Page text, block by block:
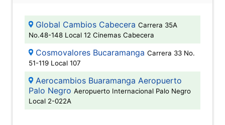
Global Cambios Cabecera Carrera 35A
No.48-148 Local 12 Cinemas Cabecera
Cosmovalores Bucaramanga Carrera 33 No.
51-119 Local 107
Aerocambios Buaramanga Aeropuerto
Palo Negro Aeropuerto Internacional Palo Negro
Local 2-022A